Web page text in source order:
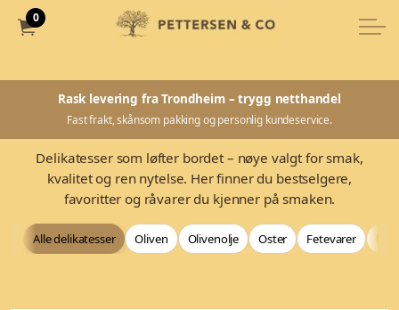
0
Rask levering fra Trondheim – trygg netthandel
Fast frakt, skånsom pakking og personlig kundeservice.
Delikatesser som løfter bordet – nøye valgt for smak,
kvalitet og ren nytelse. Her finner du bestselgere,
favoritter og råvarer du kjenner på smaken.
Alle delikatesser Oliven Olivenolje Oster Fetevarer